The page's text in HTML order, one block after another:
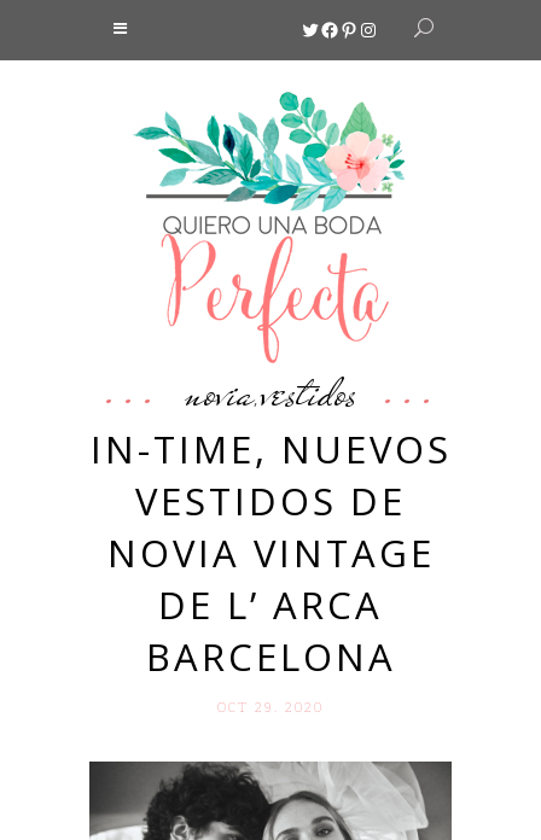
Twitter
Facebook
Pinterest
Instagram
novia,vestidos
IN-TIME, NUEVOS
VESTIDOS DE
NOVIA VINTAGE
DE L’ ARCA
BARCELONA
OCT 29. 2020